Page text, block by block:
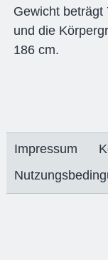
Gewicht beträgt
und die
186 cm.
Impressum